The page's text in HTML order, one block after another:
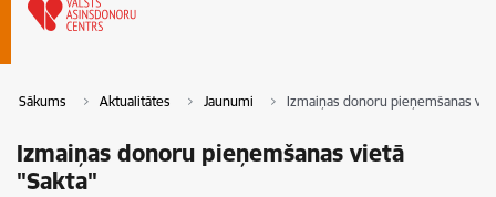
Sākums Aktualitātes Jaunumi Izmaiņas donoru pieņemšanas
Izmaiņas donoru pieņemšanas vietā
"Sakta"